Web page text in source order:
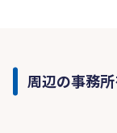
周辺の事務